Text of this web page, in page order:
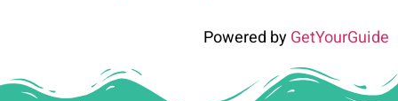
Powered byGetYourGuide